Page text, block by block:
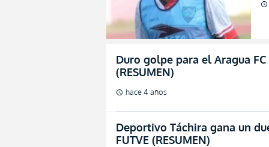
schedule
Duro golpe para el Aragua
(RESUMEN)
schedule hace 4 años
Deportivo Táchira gana un
FUTVE (RESUMEN)